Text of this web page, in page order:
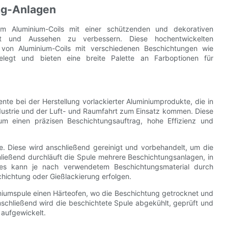
Anlagen
Aluminium-Coils mit einer schützenden und dekorativen
Aussehen zu verbessern. Diese hochentwickelten
Aluminium-Coils mit verschiedenen Beschichtungen wie
und bieten eine breite Palette an Farboptionen für
bei der Herstellung vorlackierter Aluminiumprodukte, die in
und der Luft- und Raumfahrt zum Einsatz kommen. Diese
einen präzisen Beschichtungsauftrag, hohe Effizienz und
Diese wird anschließend gereinigt und vorbehandelt, um die
durchläuft die Spule mehrere Beschichtungsanlagen, in
kann je nach verwendetem Beschichtungsmaterial durch
oder Gießlackierung erfolgen.
einen Härteofen, wo die Beschichtung getrocknet und
wird die beschichtete Spule abgekühlt, geprüft und